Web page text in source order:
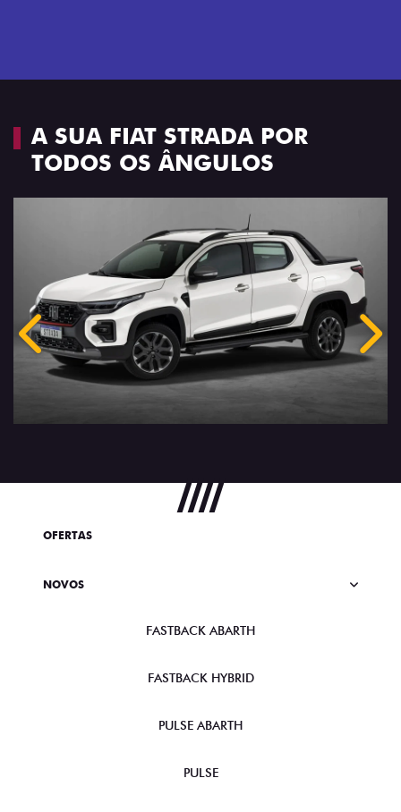
A SUA FIAT STRADA POR
TODOS OS ÂNGULOS
Anterior
OFERTAS
NOVOS
FASTBACK ABARTH
FASTBACK HYBRID
PULSE ABARTH
PULSE